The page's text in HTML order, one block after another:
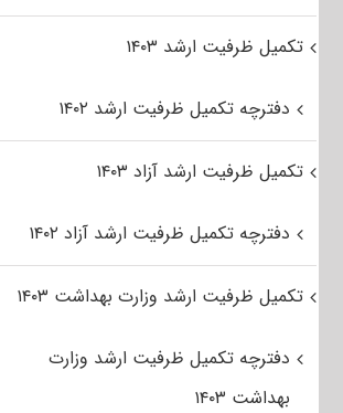
تکمیل ظرفیت ارشد ۱۴۰۳
دفترچه تکمیل ظرفیت ارشد ۱۴۰۲
تکمیل ظرفیت ارشد آزاد ۱۴۰۳
دفترچه تکمیل ظرفیت ارشد آزاد ۱۴۰۲
تکمیل ظرفیت ارشد وزارت بهداشت ۱۴۰۳
دفترچه تکمیل ظرفیت ارشد وزارت
بهداشت ۱۴۰۳